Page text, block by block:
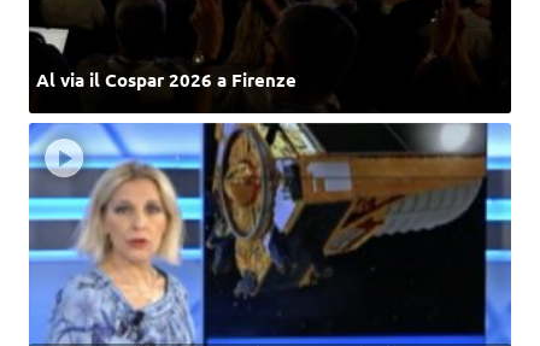
Al via il Cospar 2026 a Firenze